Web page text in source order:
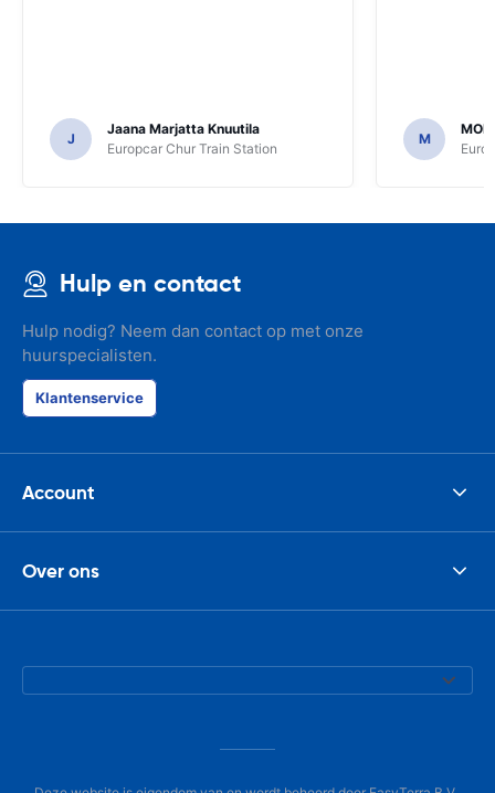
J
Jaana Marjatta Knuutila
Europcar Chur Train Station
M
Hulp en contact
Hulp nodig? Neem dan contact op met onze
huurspecialisten.
Klantenservice
Account
Over ons